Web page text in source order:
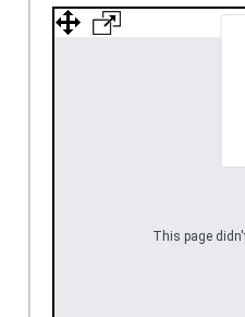
This page